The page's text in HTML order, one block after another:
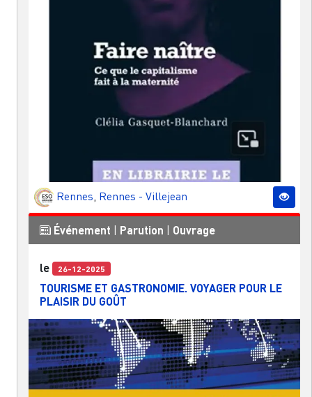
Rennes, Rennes - Villejean
Événement Parution Ouvrage
le 26-12-2025
TOURISME ET GASTRONOMIE. VOYAGER POUR LE
PLAISIR DU GOÛT